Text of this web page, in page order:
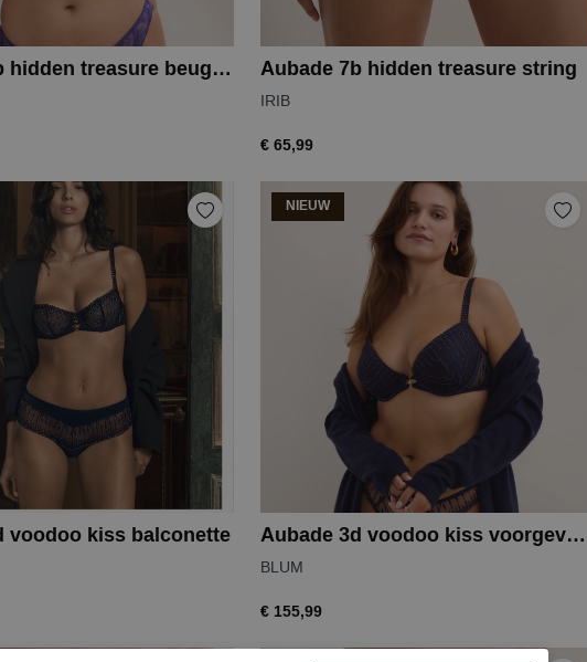
Aubade 7b hidden treasure beugelbh Aubade 7b hidden treasure string
IRIB
€ 65,99
voodoo kiss balconette
NIEUW
Aubade 3d voodoo kiss voorgevormd bh
BLUM
€ 155,99